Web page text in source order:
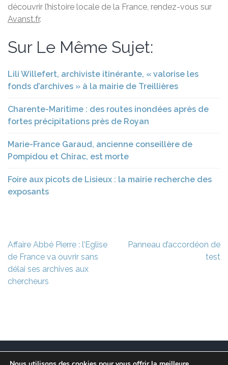
découvrir l’histoire locale de la France, rendez-vous sur
Avanst.fr.
Sur Le Même Sujet:
Lili Willefert, archiviste itinérante, « valorise les
fonds d’archives » à la mairie de Treillières
Charente-Maritime : des routes inondées après de
fortes précipitations près de Royan
Marie-France Garaud, ancienne conseillère de
Pompidou et Chirac, est morte
Foire aux picots de Lisieux : la mairie recherche des
exposants
Navigation
de
l’article
Affaire Abbé Pierre : l’Eglise
de France va ouvrir sans
délai ses archives aux
chercheurs
Panneau d’accordéon de
test